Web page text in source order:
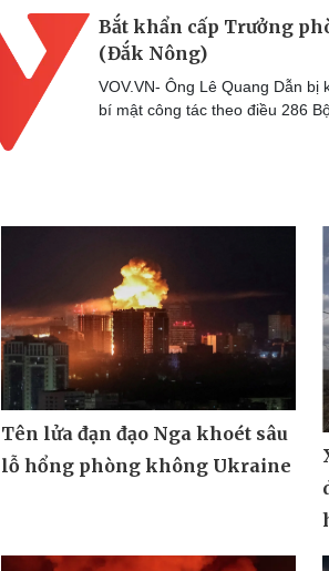
Bắt khẩn cấp Trưởng
(Đắk Nông)
VOV.VN- Ông Lê Quang Dẫn
bí mật công tác theo điều 286
Tên lửa đạn đạo Nga khoét sâu
lỗ hổng phòng không Ukraine